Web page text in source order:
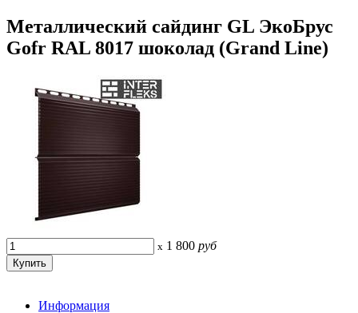
Металлический сайдинг GL ЭкоБрус
Gofr RAL 8017 шоколад (Grand Line)
x 1 800 руб
Информация